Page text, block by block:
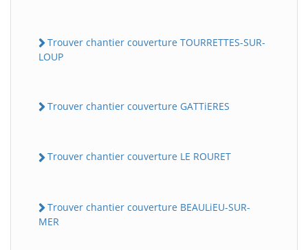
Trouver chantier couverture TOURRETTES-SUR-
LOUP
Trouver chantier couverture GATTiERES
Trouver chantier couverture LE ROURET
Trouver chantier couverture BEAULiEU-SUR-
MER